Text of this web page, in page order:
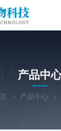
产品中
产品中心